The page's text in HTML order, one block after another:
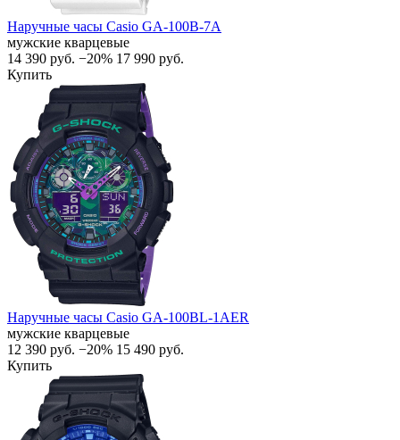
Наручные часы Casio GA-100B-7A
мужские кварцевые
14 390 руб. −20% 17 990 руб.
Купить
Наручные часы Casio GA-100BL-1AER
мужские кварцевые
12 390 руб. −20% 15 490 руб.
Купить